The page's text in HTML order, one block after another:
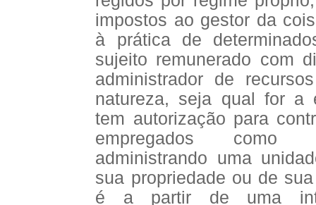
impostos ao gestor da
à prática de
sujeito remunerado com
administrador de
natureza, seja qual for a
tem autorização para
empregados como
administrando uma
sua propriedade ou de
é a partir de uma